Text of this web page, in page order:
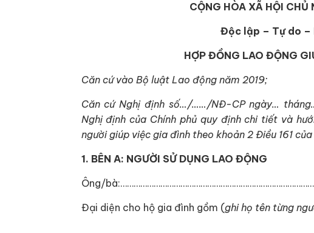
CỘNG HÒA XÃ HỘI CHỦ
Độc lập – Tự do –
HỢP ĐỒNG LAO ĐỘNG
Căn cứ vào Bộ luật Lao động năm 2019;
Căn cứ Nghị định số…/……/NĐ-CP ngày…
Nghị định của Chính phủ quy định chi tiết và
người giúp việc gia đình theo khoản 2 Điều 161
1. BÊN A: NGƯỜI SỬ DỤNG LAO ĐỘNG
Ông/
Đại diện cho hộ gia đình gồm (ghi họ tên từng